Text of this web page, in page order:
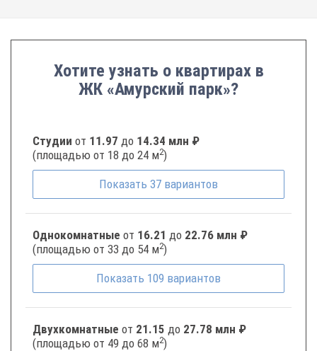
Хотите узнать о квартирах в
ЖК «Амурский парк»?
Студии от 11.97 до 14.34 млн ₽
(площадью от 18 до 24 м2)
Показать 37 вариантов
Однокомнатные от 16.21 до 22.76 млн ₽
(площадью от 33 до 54 м2)
Показать 109 вариантов
Двухкомнатные от 21.15 до 27.78 млн ₽
(площадью от 49 до 68 м2)